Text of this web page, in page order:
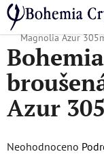
Přejít
na
obsah
Domů
/ Ultra-luxury
Magnolia Azur
Azur
Průměrné
Neohodnoceno